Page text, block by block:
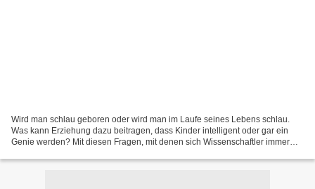
Wird man schlau geboren oder wird man im Laufe seines Lebens schlau.
Was kann Erziehung dazu beitragen, dass Kinder intelligent oder gar ein
Genie werden? Mit diesen Fragen, mit denen sich Wissenschaftler immer